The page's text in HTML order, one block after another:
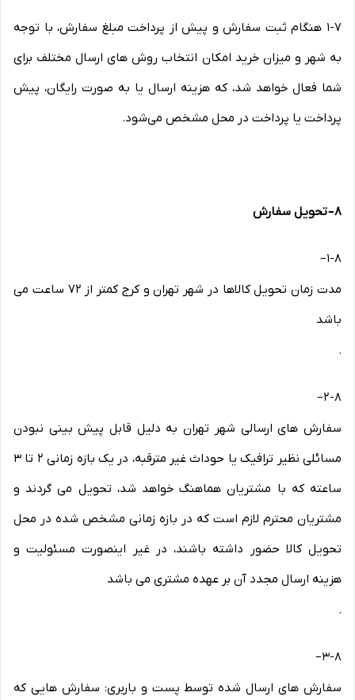
۱-۷ هنگام ثبت سفارش و پیش از پرداخت مبلغ سفارش، با توجه
به شهر و میزان خرید امکان انتخاب روش های ارسال مختلف برای
شما فعال خواهد شد، که هزینه ارسال یا به صورت رایگان، پیش
پرداخت یا پرداخت در محل مشخص می‌شود.
۸–تحویل سفارش
۱-۸–
مدت زمان تحویل کالاها در شهر تهران و کرج کمتر از 72 ساعت می
باشد
.
۲-۸–
سفارش های ارسالی شهر تهران به دلیل قابل پیش بینی نبودن
مسائلی نظیر ترافیک یا حوداث غیر مترقبه، در یک بازه زمانی ۲ تا ۳
ساعته که با مشتریان هماهنگ خواهد شد، تحویل می گردند و
مشتریان محترم لازم است که در بازه زمانی مشخص شده در محل
تحویل کالا حضور داشته باشند، در غیر اینصورت مسئولیت و
هزینه ارسال مجدد آن بر عهده مشتری می باشد
.
۳-۸–
سفارش های ارسال شده توسط پست و باربری: سفارش هایی که